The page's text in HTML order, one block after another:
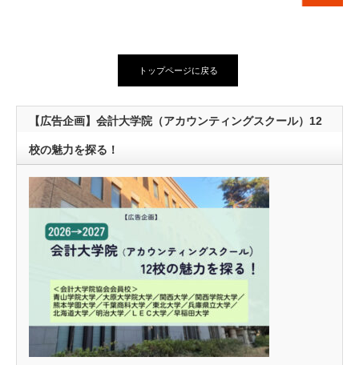
トップページに戻る
【広告企画】会計大学院（アカウンティングスクール）12
校の魅力を探る！